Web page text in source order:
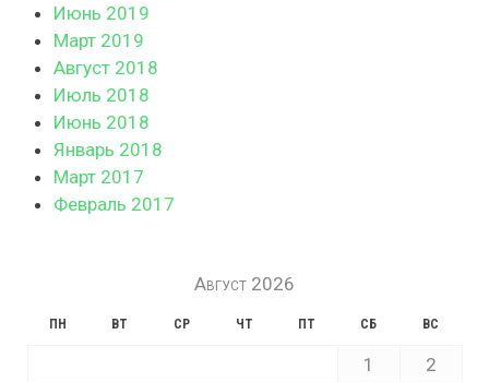
Июнь 2019
Март 2019
Август 2018
Июль 2018
Июнь 2018
Январь 2018
Март 2017
Февраль 2017
Август 2026
ПН ВТ СР ЧТ ПТ СБ ВС
1
2